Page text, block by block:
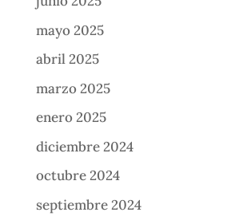
mayo 2025
abril 2025
marzo 2025
enero 2025
diciembre 2024
octubre 2024
septiembre 2024